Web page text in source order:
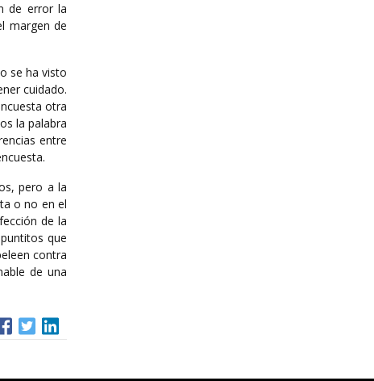
de error la
margen de
se ha visto
cuidado.
otra
la palabra
entre
pero a la
o no en el
de la
que
contra
de una